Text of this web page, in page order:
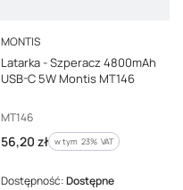
PRODUCENT
MONTIS
Latarka - Szperacz 4800mAh
USB-C 5W Montis MT146
Kod producenta
MT146
Cena brutto
56,20 zł w tym %s VAT
w tym 23% VAT
Dostępność:Dostępne